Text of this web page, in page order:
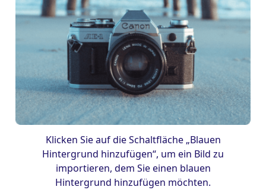
Klicken Sie auf die Schaltfläche „Blauen
Hintergrund hinzufügen“, um ein Bild zu
importieren, dem Sie einen blauen
Hintergrund hinzufügen möchten.